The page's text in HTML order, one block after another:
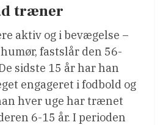
træner
aktiv og i bevægelse –
fastslår den 56-
sidste 15 år har han
engageret i fodbold og
hver uge har trænet
6-15 år. I perioden